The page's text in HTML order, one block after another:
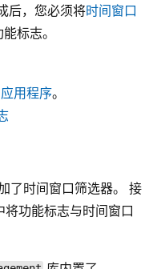
后，您必须将时间窗口
标志。
用程序。
了时间窗口筛选器。 接
功能标志与时间窗口